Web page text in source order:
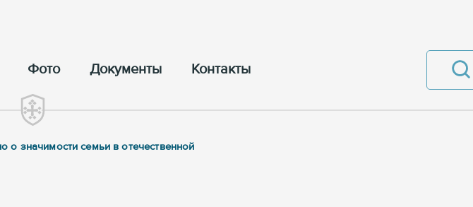
Фото Документы Контакты
значимости семьи в отечественной